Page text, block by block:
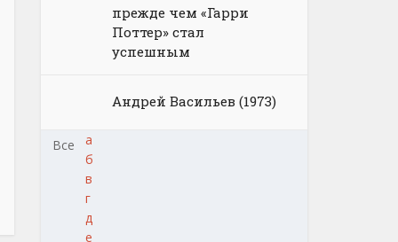
прежде чем «Гарри
Поттер» стал
успешным
Андрей Васильев (1973)
Все
а
б
в
г
д
е